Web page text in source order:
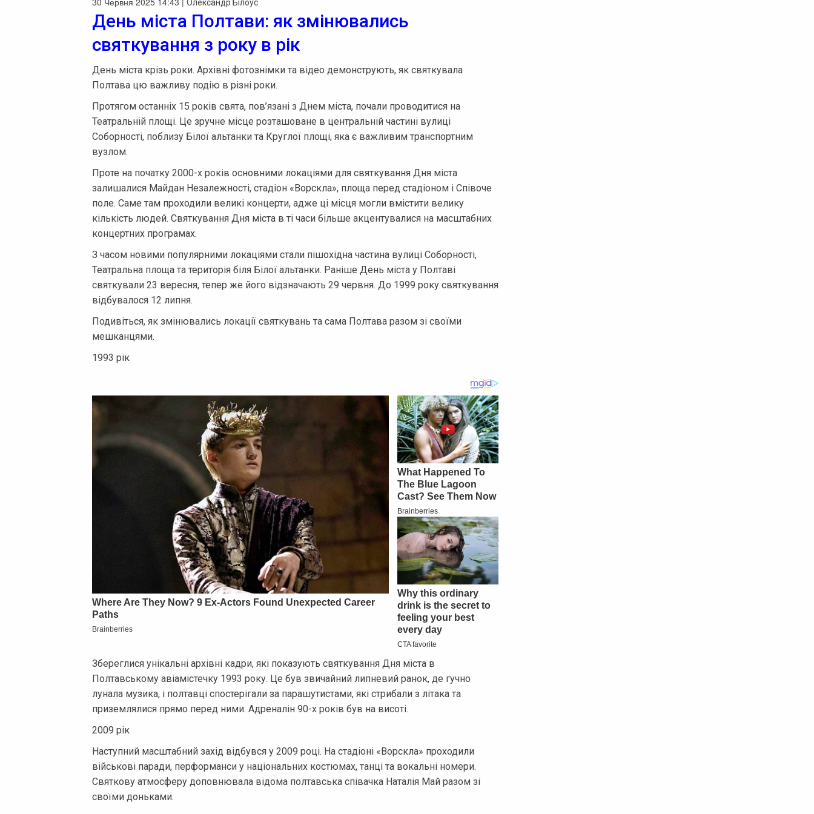
Олександр Білоус
День міста Полтави: як змінювались
святкування з року в рік
День міста крізь роки. Архівні фотознімки та відео демонструють, як святкувала
Полтава цю важливу подію в різні роки.
Протягом останніх 15 років свята, пов’язані з Днем міста, почали проводитися на
Театральній площі. Це зручне місце розташоване в центральній частині вулиці
Соборності, поблизу Білої альтанки та Круглої площі, яка є важливим транспортним
вузлом.
Проте на початку 2000-х років основними локаціями для святкування Дня міста
залишалися Майдан Незалежності, стадіон «Ворскла», площа перед стадіоном і Співоче
поле. Саме там проходили великі концерти, адже ці місця могли вмістити велику
кількість людей. Святкування Дня міста в ті часи більше акцентувалися на масштабних
концертних програмах.
З часом новими популярними локаціями стали пішохідна частина вулиці Соборності,
Театральна площа та територія біля Білої альтанки. Раніше День міста у Полтаві
святкували 23 вересня, тепер же його відзначають 29 червня. До 1999 року святкування
відбувалося 12 липня.
Подивіться, як змінювались локації святкувань та сама Полтава разом зі своїми
мешканцями.
1993 рік
Збереглися унікальні архівні кадри, які показують святкування Дня міста в
Полтавському авіамістечку 1993 року. Це був звичайний липневий ранок, де гучно
лунала музика, і полтавці спостерігали за парашутистами, які стрибали з літака та
приземлялися прямо перед ними. Адреналін 90-х років був на висоті.
2009 рік
Наступний масштабний захід відбувся у 2009 році. На стадіоні «Ворскла» проходили
військові паради, перформанси у національних костюмах, танці та вокальні номери.
Святкову атмосферу доповнювала відома полтавська співачка Наталія Май разом зі
своїми доньками.